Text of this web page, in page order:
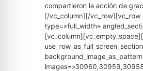
compartieron la acción de
[/vc_column][/vc_row][vc_row
type=»full_width»